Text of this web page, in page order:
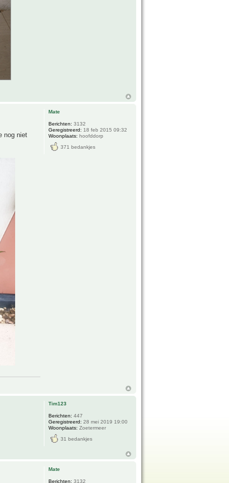
nog niet
Mate
Berichten: 3132
Geregistreerd: 18 feb 2015 09:32
Woonplaats: hoofddorp
371 bedankjes
Tim123
Berichten: 447
Geregistreerd: 28 mei 2019 19:00
Woonplaats: Zoetermeer
31 bedankjes
Mate
Berichten: 3132